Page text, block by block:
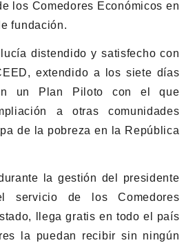
los Comedores Económicos en
fundación.
distendido y satisfecho con
extendido a los siete días
un Plan Piloto con el que
a otras comunidades
de la pobreza en la República
la gestión del presidente
servicio de los Comedores
llega gratis en todo el país
la puedan recibir sin ningún